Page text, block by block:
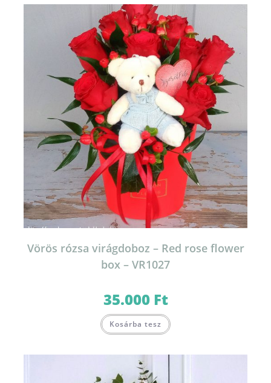
Vörös rózsa virágdoboz – Red rose flower
box – VR1027
35.000 Ft
Kosárba tesz